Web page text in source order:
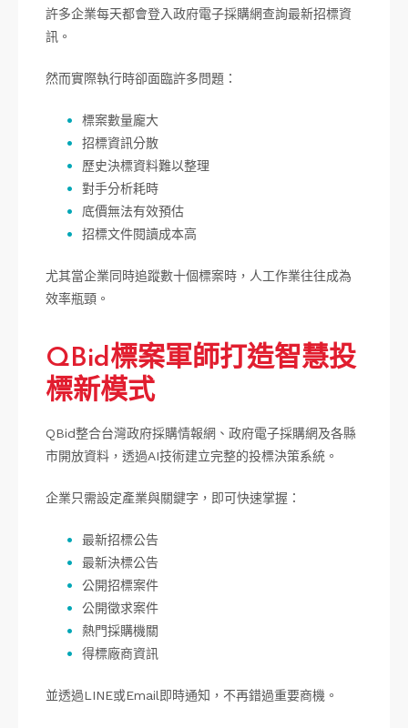
許多企業每天都會登入政府電子採購網查詢最新招標資
訊。
然而實際執行時卻面臨許多問題：
標案數量龐大
招標資訊分散
歷史決標資料難以整理
對手分析耗時
底價無法有效預估
招標文件閱讀成本高
尤其當企業同時追蹤數十個標案時，人工作業往往成為
效率瓶頸。
QBid標案軍師打造智慧投
標新模式
QBid整合台灣政府採購情報網、政府電子採購網及各縣
市開放資料，透過AI技術建立完整的投標決策系統。
企業只需設定產業與關鍵字，即可快速掌握：
最新招標公告
最新決標公告
公開招標案件
公開徵求案件
熱門採購機關
得標廠商資訊
並透過LINE或Email即時通知，不再錯過重要商機。